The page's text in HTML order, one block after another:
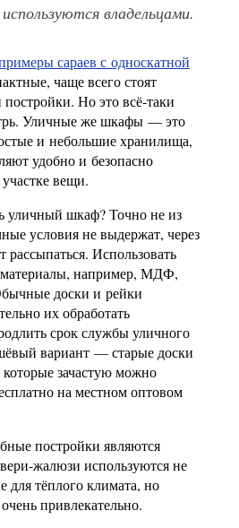
владельцами.
сараев с односкатной
чаще всего стоят
Но это всё-таки
Уличные же шкафы — это
и небольшие хранилища,
удобно и безопасно
вещи.
уличный шкаф? Точно не из
условия не выдержат, через
рассыпаться. Использовать
материалы, например, МДФ,
доски и рейки
их обработать
срок службы уличного
вариант — старые доски
которые зачастую можно
на местном оптовом
постройки являются
жалюзи используются не
для тёплого климата, но
привлекательно.